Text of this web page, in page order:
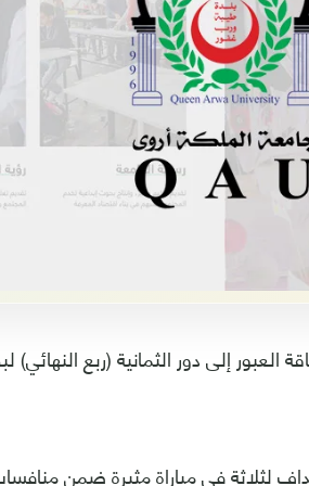
العبور إلى دور الثمانية (ربع